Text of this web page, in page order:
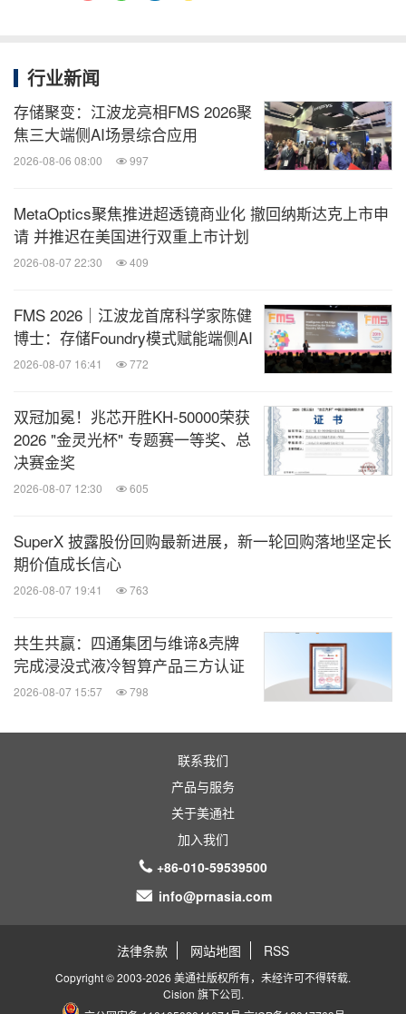
行业新闻
存储聚变：江波龙亮相FMS 2026聚
焦三大端侧AI场景综合应用
2026-08-06 08:00 997
MetaOptics聚焦推进超透镜商业化 撤回纳斯达克上市申
请 并推迟在美国进行双重上市计划
2026-08-07 22:30 409
FMS 2026｜江波龙首席科学家陈健
博士：存储Foundry模式赋能端侧AI
2026-08-07 16:41 772
双冠加冕！兆芯开胜KH‑50000荣获
2026 "金灵光杯" 专题赛一等奖、总
决赛金奖
2026-08-07 12:30 605
SuperX 披露股份回购最新进展，新一轮回购落地坚定长
期价值成长信心
2026-08-07 19:41 763
共生共赢：四通集团与维谛&壳牌
完成浸没式液冷智算产品三方认证
2026-08-07 15:57 798
联系我们
产品与服务
关于美通社
加入我们
+86-010-59539500
info@prnasia.com
法律条款 网站地图 RSS
Copyright © 2003-2026 美通社版权所有，未经许可不得转载.
Cision 旗下公司.